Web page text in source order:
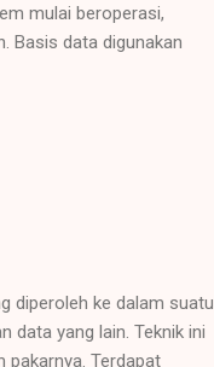
mulai beroperasi,
Basis data digunakan
diperoleh ke dalam suatu
data yang lain. Teknik ini
Terdapat